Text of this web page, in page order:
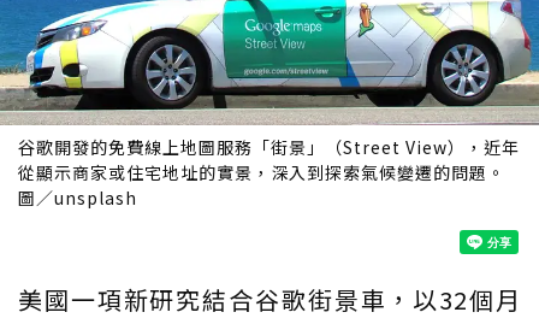
谷歌開發的免費線上地圖服務「街景」（Street View），近年
從顯示商家或住宅地址的實景，深入到探索氣候變遷的問題。
圖／unsplash
美國一項新研究結合谷歌街景車，以32個月